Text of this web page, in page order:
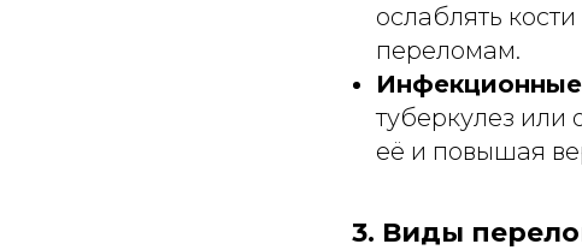
ослаблять
переломам.
Инфекционные
туберкулез или
её и повышая
3. Виды